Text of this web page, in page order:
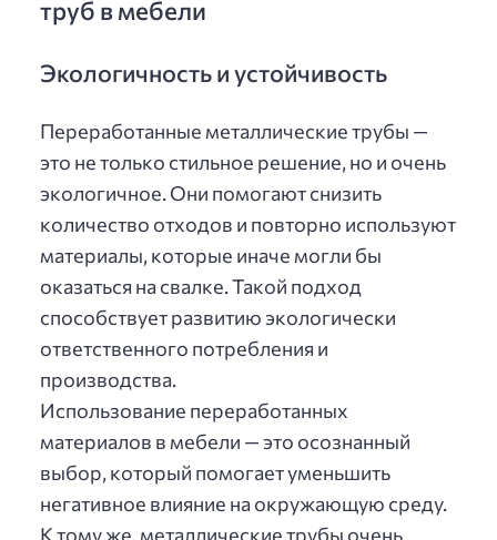
труб в мебели
Экологичность и устойчивость
Переработанные металлические трубы —
это не только стильное решение, но и очень
экологичное. Они помогают снизить
количество отходов и повторно используют
материалы, которые иначе могли бы
оказаться на свалке. Такой подход
способствует развитию экологически
ответственного потребления и
производства.
Использование переработанных
материалов в мебели — это осознанный
выбор, который помогает уменьшить
негативное влияние на окружающую среду.
К тому же, металлические трубы очень